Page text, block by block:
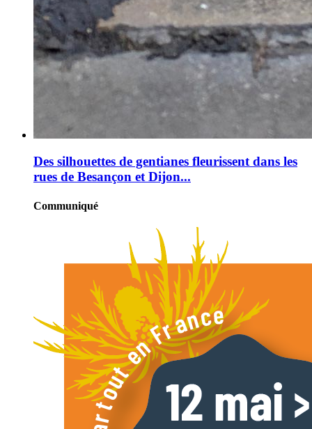
Des silhouettes de gentianes fleurissent dans les
rues de Besançon et Dijon...
Communiqué